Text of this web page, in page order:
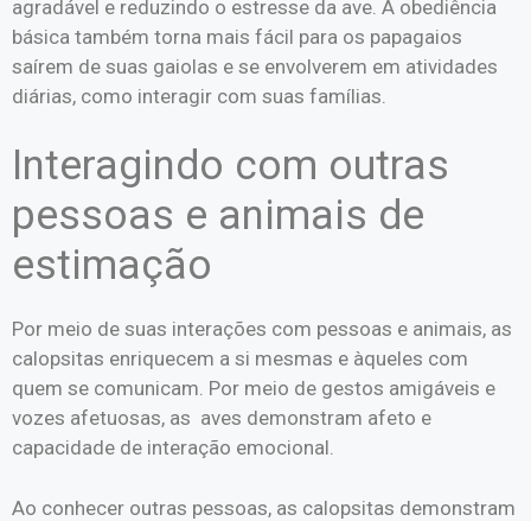
agradável e reduzindo o estresse da ave. A obediência
básica também torna mais fácil para os papagaios
saírem de suas gaiolas e se envolverem em atividades
diárias, como interagir com suas famílias.
Interagindo com outras
pessoas e animais de
estimação
Por meio de suas interações com pessoas e animais, as
calopsitas enriquecem a si mesmas e àqueles com
quem se comunicam. Por meio de gestos amigáveis e
vozes afetuosas, as aves demonstram afeto e
capacidade de interação emocional.
Ao conhecer outras pessoas, as calopsitas demonstram